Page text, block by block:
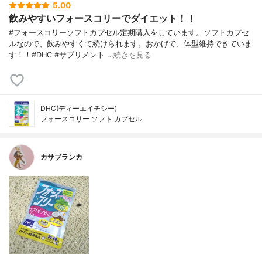
5.00
飲みやすいフォースコリーでダイエット！！
#フォースコリーソフトカプセル定期購入をしています。ソフトカプセ
ルなので、飲みやすくて続けられます。おかげで、体型維持できていま
す！！#DHC #サプリメント …続きを見る
DHC(ディーエイチシー)
フォースコリー ソフト カプセル
カサブランカ